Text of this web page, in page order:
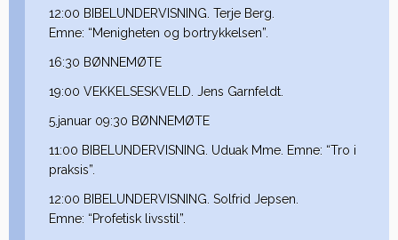
12:00 BIBELUNDERVISNING. Terje Berg.
Emne: “Menigheten og bortrykkelsen”.
16:30 BØNNEMØTE
19:00 VEKKELSESKVELD. Jens Garnfeldt.
5.januar 09:30 BØNNEMØTE
11:00 BIBELUNDERVISNING. Uduak Mme. Emne: “Tro i
praksis”.
12:00 BIBELUNDERVISNING. Solfrid Jepsen.
Emne: “Profetisk livsstil”.